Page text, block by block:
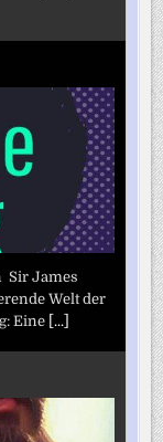
Sir James
Welt der
Eine [...]